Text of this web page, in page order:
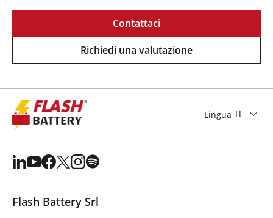
Contattaci
Richiedi una valutazione
Lingua IT
Flash Battery Srl